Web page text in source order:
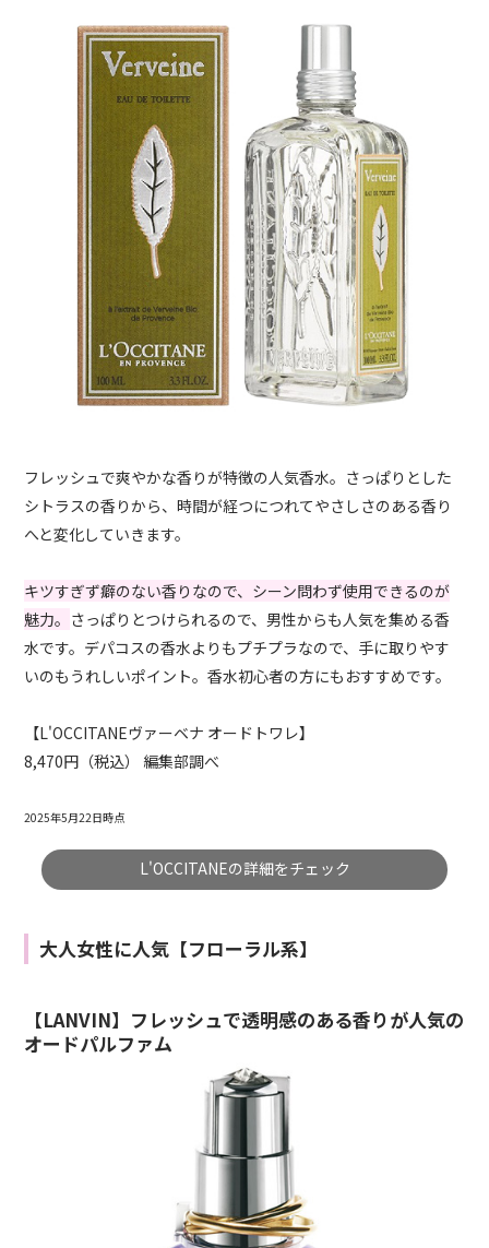
フレッシュで爽やかな香りが特徴の人気香水。さっぱりとした
シトラスの香りから、時間が経つにつれてやさしさのある香り
へと変化していきます。
キツすぎず癖のない香りなので、シーン問わず使用できるのが
魅力。 さっぱりとつけられるので、男性からも人気を集める香
水です。デパコスの香水よりもプチプラなので、手に取りやす
いのもうれしいポイント。香水初心者の方にもおすすめです。
【L'OCCITANEヴァーベナ オードトワレ】
8,470円（税込） 編集部調べ
2025年5月22日時点
L'OCCITANEの詳細をチェック
大人女性に人気【フローラル系】
【LANVIN】フレッシュで透明感のある香りが人気の
オードパルファム